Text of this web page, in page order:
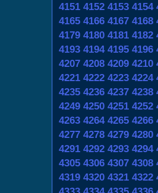
4151 4152 4153 4154
4165 4166 4167 4168
4179 4180 4181 4182
4193 4194 4195 4196
4207 4208 4209 4210
4221 4222 4223 4224
4235 4236 4237 4238
4249 4250 4251 4252
4263 4264 4265 4266
4277 4278 4279 4280
4291 4292 4293 4294
4305 4306 4307 4308
4319 4320 4321 4322